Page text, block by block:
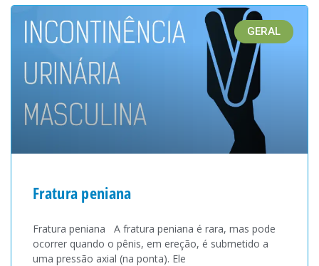
GERAL
Fratura peniana
Fratura peniana A fratura peniana é rara, mas pode
ocorrer quando o pênis, em ereção, é submetido a
uma pressão axial (na ponta). Ele